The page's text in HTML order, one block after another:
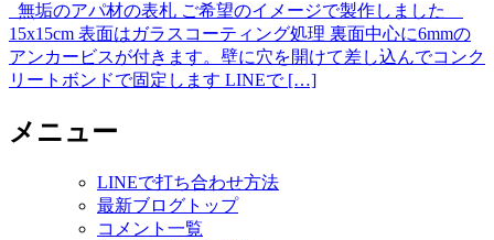
無垢のアパ材の表札 ご希望のイメージで製作しました
15x15cm 表面はガラスコーティング処理 裏面中心に6mmの
アンカービスが付きます。壁に穴を開けて差し込んでコンク
リートボンドで固定します LINEで […]
メニュー
LINEで打ち合わせ方法
最新ブログトップ
コメント一覧